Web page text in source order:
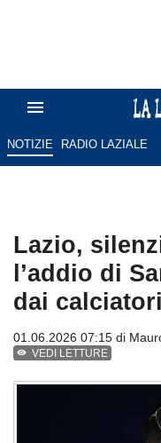
NOTIZIE RADIO LAZIALE
Lazio,
l’addio di
dai calciatori
01.06.2026 07:15 di
VEDI LETTURE